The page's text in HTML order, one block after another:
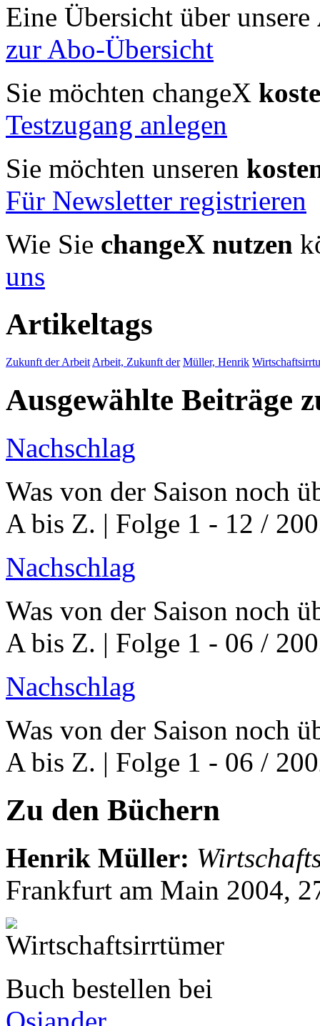
Eine Übersicht über unsere
zur Abo-Übersicht
Sie möchten changeX
Testzugang anlegen
Sie möchten unseren
Für Newsletter registrieren
Wie Sie changeX nutzen
uns
Artikeltags
Zukunft der Arbeit Arbeit, Zukunft der Müller, Henrik
Ausgewählte Beiträge
Nachschlag
Was von der Saison noch
A bis Z. | Folge 1 - 12 /
Nachschlag
Was von der Saison noch
A bis Z. | Folge 1 - 06 /
Nachschlag
Was von der Saison noch
A bis Z. | Folge 1 - 06 /
Zu den Büchern
Henrik Müller:
Frankfurt am Main 2004,
Buch bestellen bei